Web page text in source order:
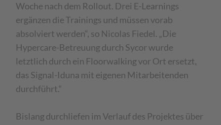
Woche nach dem Rollout. Drei E-Learnings
ergänzen die Trainings und müssen vorab
absolviert werden“, so Nicolas Fiedel. „Die
Hypercare-Betreuung durch Sycor wurde
letztlich durch ein Floorwalking vor Ort ersetzt,
das Signal-Iduna mit eigenen Mitarbeitenden
durchführt.“
Bislang durchliefen im Verlauf des Projektes über